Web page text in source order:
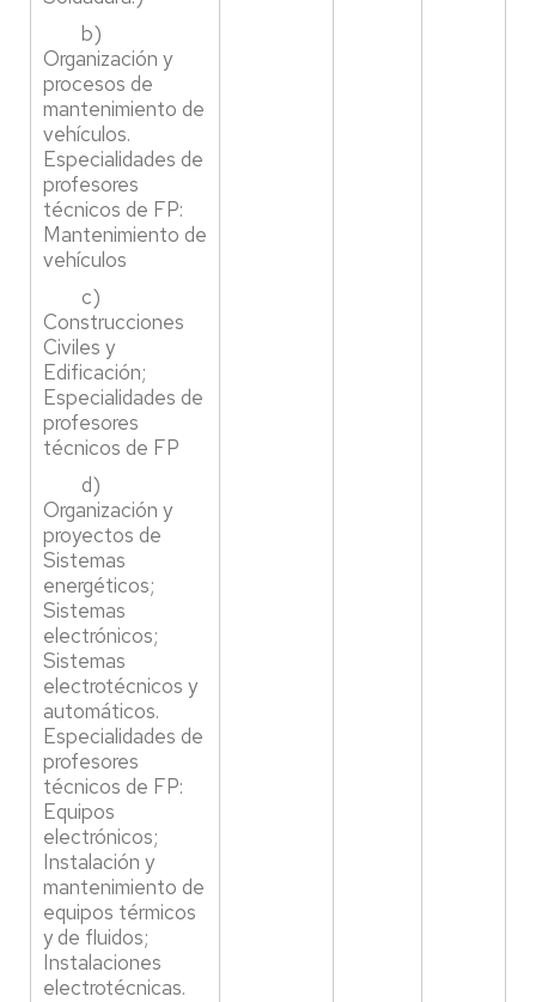
b)
Organización y
procesos de
mantenimiento de
vehículos.
Especialidades de
profesores
técnicos de FP:
Mantenimiento de
vehículos
c)
Construcciones
Civiles y
Edificación;
Especialidades de
profesores
técnicos de FP
d)
Organización y
proyectos de
Sistemas
energéticos;
Sistemas
electrónicos;
Sistemas
electrotécnicos y
automáticos.
Especialidades de
profesores
técnicos de FP:
Equipos
electrónicos;
Instalación y
mantenimiento de
equipos térmicos
y de fluidos;
Instalaciones
electrotécnicas.